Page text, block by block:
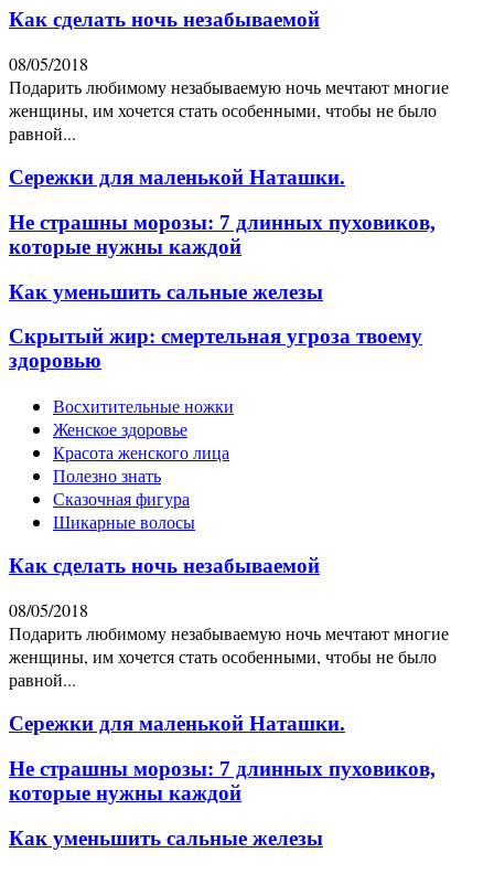
Как сделать ночь незабываемой
08/05/2018
Подарить любимому незабываемую ночь мечтают многие
женщины, им хочется стать особенными, чтобы не было
равной...
Сережки для маленькой Наташки.
Не страшны морозы: 7 длинных пуховиков,
которые нужны каждой
Как уменьшить сальные железы
Скрытый жир: смертельная угроза твоему
здоровью
Восхитительные ножки
Женское здоровье
Красота женского лица
Полезно знать
Сказочная фигура
Шикарные волосы
Как сделать ночь незабываемой
08/05/2018
Подарить любимому незабываемую ночь мечтают многие
женщины, им хочется стать особенными, чтобы не было
равной...
Сережки для маленькой Наташки.
Не страшны морозы: 7 длинных пуховиков,
которые нужны каждой
Как уменьшить сальные железы